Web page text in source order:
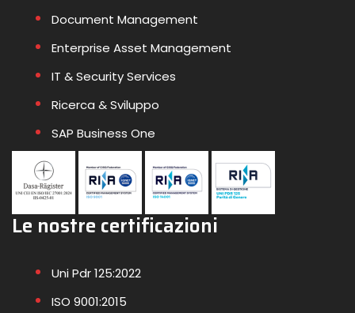
Document Management
Enterprise Asset Management
IT & Security Services
Ricerca & Sviluppo
SAP Business One
Le nostre certificazioni
Uni Pdr 125:2022
ISO 9001:2015